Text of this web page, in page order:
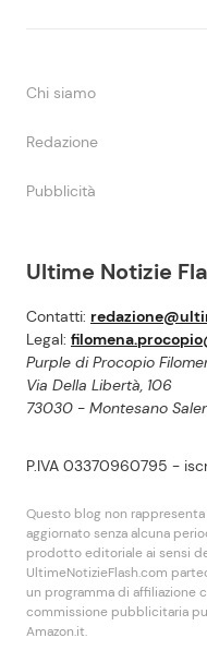
Ultime Notizie
Contatti:
Legal:
Purple di Procopio
Via Della Libertà, 106
73030 - Montesano
P.IVA 03370960795 -
Questo blog non
aggiornato senza alcuna
prodotto editoriale ai sensi
UltimeNotizieFlash.com
un programma di affiliazione
commissione pubblicitaria
Amazon.it.
Chi siamo
Redazione
Pubblicità